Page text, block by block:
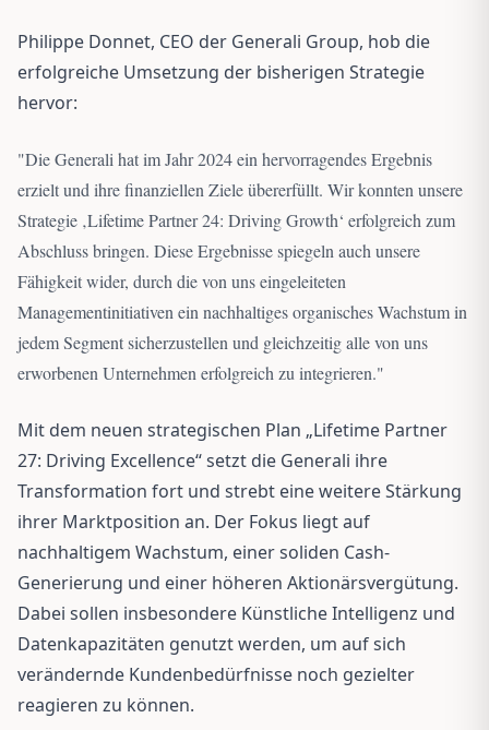
Philippe Donnet, CEO der Generali Group, hob die
erfolgreiche Umsetzung der bisherigen Strategie
hervor:
"Die Generali hat im Jahr 2024 ein hervorragendes Ergebnis
erzielt und ihre finanziellen Ziele übererfüllt. Wir konnten unsere
Strategie ‚Lifetime Partner 24: Driving Growth‘ erfolgreich zum
Abschluss bringen. Diese Ergebnisse spiegeln auch unsere
Fähigkeit wider, durch die von uns eingeleiteten
Managementinitiativen ein nachhaltiges organisches Wachstum in
jedem Segment sicherzustellen und gleichzeitig alle von uns
erworbenen Unternehmen erfolgreich zu integrieren."
Mit dem neuen strategischen Plan „Lifetime Partner
27: Driving Excellence“ setzt die Generali ihre
Transformation fort und strebt eine weitere Stärkung
ihrer Marktposition an. Der Fokus liegt auf
nachhaltigem Wachstum, einer soliden Cash-
Generierung und einer höheren Aktionärsvergütung.
Dabei sollen insbesondere Künstliche Intelligenz und
Datenkapazitäten genutzt werden, um auf sich
verändernde Kundenbedürfnisse noch gezielter
reagieren zu können.